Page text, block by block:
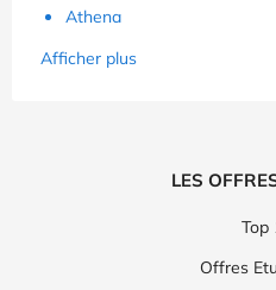
Athena
Afficher plus
LES
Top
Offres